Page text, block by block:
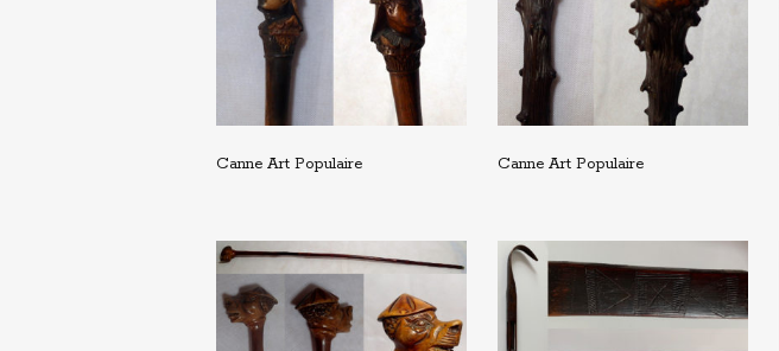
Canne Art Populaire Canne Art Populaire